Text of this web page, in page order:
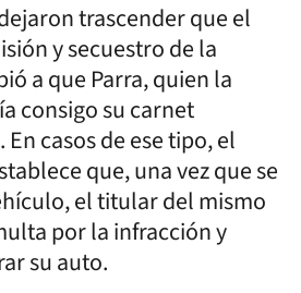
trascender que el
y secuestro de la
a que Parra, quien la
consigo su carnet
casos de ese tipo, el
que, una vez que se
el titular del mismo
por la infracción y
su auto.